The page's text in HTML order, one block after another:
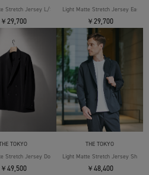
Jersey S/S T-Shirts
Stretch Jersey L/S Shirt
￥29,700
Light Matte Stretch Jersey Easy
￥29,700
TOKYO
Stretch Jersey Double Jacket
￥49,500
THE TOKYO
Light Matte Stretch Jersey Shape
￥48,400